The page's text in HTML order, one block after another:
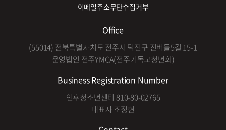
이메일주소무단수집거부
Office
(55014) 전북특별자치도 전주시 덕진구 진버들5길 15-1
운영법인 전주YMCA(전주기독교청년회)
Business Registration Number
인후청소년센터 810-80-02765
대표자 조정현